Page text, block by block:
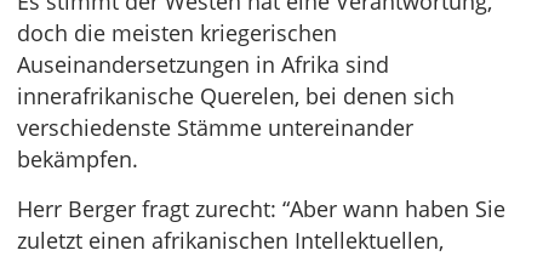
doch die meisten kriegerischen
Auseinandersetzungen in Afrika sind
innerafrikanische Querelen, bei denen sich
verschiedenste Stämme untereinander
bekämpfen.
Herr Berger fragt zurecht: “Aber wann haben Sie
zuletzt einen afrikanischen Intellektuellen,